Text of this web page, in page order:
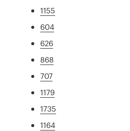
1155
604
626
868
707
1179
1735
1164